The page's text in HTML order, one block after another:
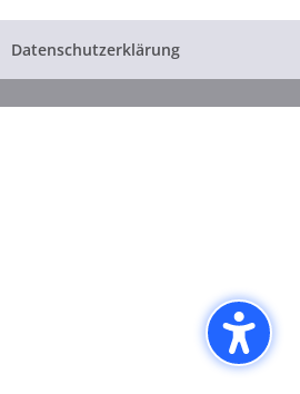
Datenschutzerklärung